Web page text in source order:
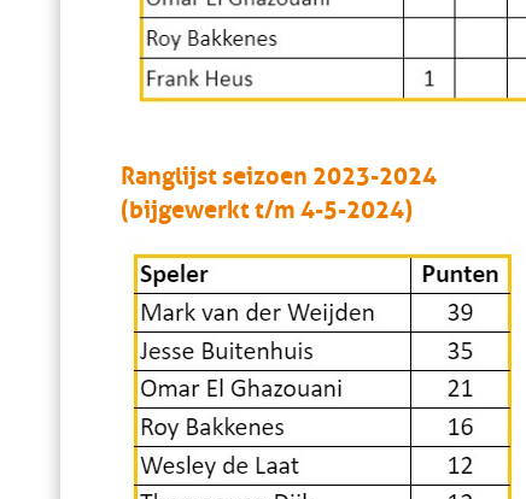
Ranglijst seizoen 2023-2024
(bijgewerkt t/m 4-5-2024)